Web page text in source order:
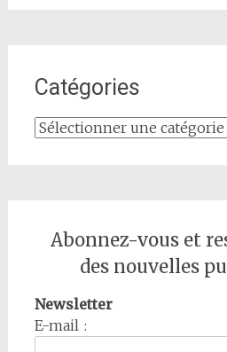
Catégories
Catégories
Abonnez-vous et
des nouvelles
Newsletter
E-mail :